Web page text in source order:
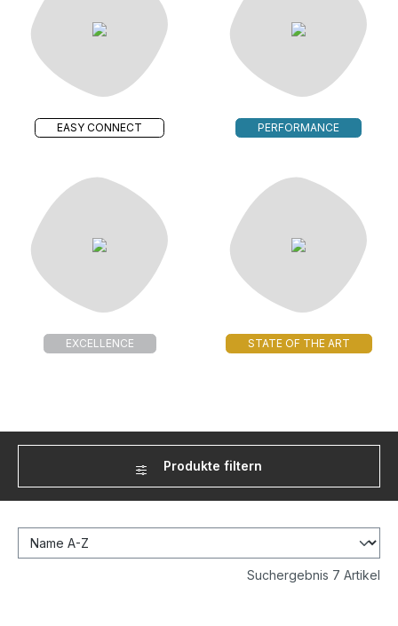
EASY CONNECT PERFORMANCE
EXCELLENCE STATE OF THE ART
Produkte filtern
Suchergebnis 7 Artikel